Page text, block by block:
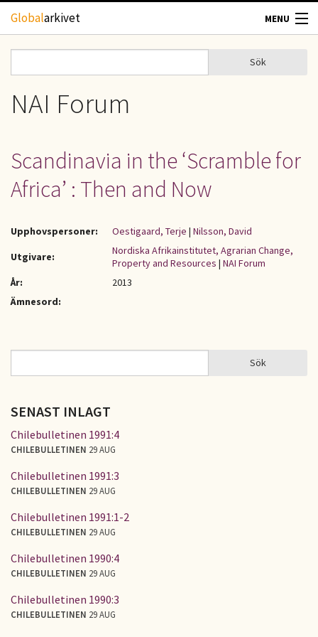
Hoppa till huvudinnehåll
Globalarkivet MENU
TIDSKRIFTER
UPPHOVSRÄTT
Sökformulär
Sök
NAI Forum
Scandinavia in the ‘Scramble for
Africa’ : Then and Now
Upphovspersoner: Oestigaard, Terje | Nilsson, David
Utgivare:
Nordiska Afrikainstitutet, Agrarian Change,
Property and Resources | NAI Forum
År:
2013
Ämnesord:
SÖKFORMULÄR Sök
SENAST INLAGT
Chilebulletinen 1991:4
CHILEBULLETINEN 29 AUG
Chilebulletinen 1991:3
CHILEBULLETINEN 29 AUG
Chilebulletinen 1991:1-2
CHILEBULLETINEN 29 AUG
Chilebulletinen 1990:4
CHILEBULLETINEN 29 AUG
Chilebulletinen 1990:3
CHILEBULLETINEN 29 AUG